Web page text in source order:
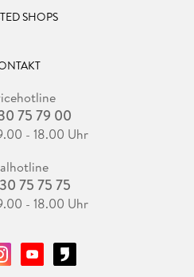
SHOPS
75 79 00
- 18.00 Uhr
75 75 75
- 18.00 Uhr